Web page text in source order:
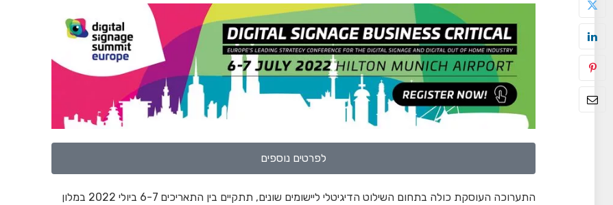
לפרטים נוספים
התערוכה העוסקת כולה בתחום השילוט הדיגיטלי ליישומים שונים, תתקיים בין התאריכים 6-7 ביולי 2022 במלון